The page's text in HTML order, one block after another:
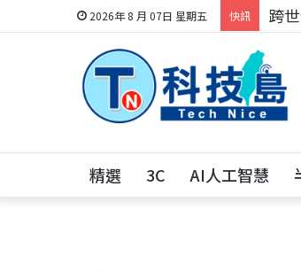
2026年 8 月 07日 星期五 快訊 科
精選 3C AI人工智慧